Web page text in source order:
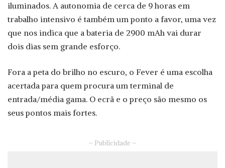
iluminados. A autonomia de cerca de 9 horas em
trabalho intensivo é também um ponto a favor, uma vez
que nos indica que a bateria de 2900 mAh vai durar
dois dias sem grande esforço.
Fora a peta do brilho no escuro, o Fever é uma escolha
acertada para quem procura um terminal de
entrada/média gama. O ecrã e o preço são mesmo os
seus pontos mais fortes.
– Publicidade –